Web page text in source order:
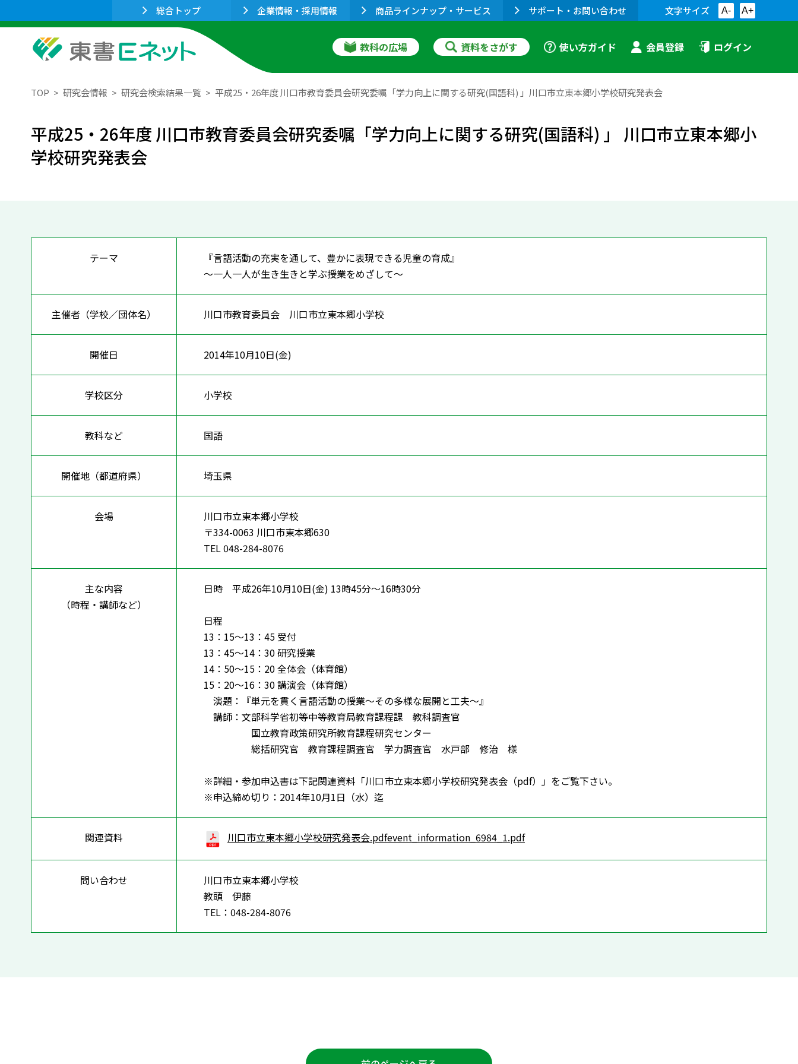
総合トップ 企業情報・採用情報 商品ラインナップ・サービス サポート・お問い合わせ 文字サイズ A- A+
教科の広場 資料をさがす 使い方ガイド 会員登録 ログイン
TOP 研究会情報 研究会検索結果一覧 平成25・26年度 川口市教育委員会研究委嘱「学力向上に関する研究(国語科) 」川口市立東本郷小学校研究発表会
平成25・26年度 川口市教育委員会研究委嘱「学力向上に関する研究(国語科) 」 川口市立東本郷小
学校研究発表会
テーマ
『言語活動の充実を通して、豊かに表現できる児童の育成』
～一人一人が生き生きと学ぶ授業をめざして～
主催者（学校／団体名） 川口市教育委員会 川口市立東本郷小学校
開催日 2014年10月10日(金)
学校区分 小学校
教科など 国語
開催地（都道府県） 埼玉県
会場
川口市立東本郷小学校
〒334-0063 川口市東本郷630
TEL 048-284-8076
主な内容
（時程・講師など）
日時 平成26年10月10日(金) 13時45分～16時30分
日程
13：15～13：45 受付
13：45～14：30 研究授業
14：50～15：20 全体会（体育館）
15：20～16：30 講演会（体育館）
演題：『単元を貫く言語活動の授業～その多様な展開と工夫～』
講師：文部科学省初等中等教育局教育課程課 教科調査官
国立教育政策研究所教育課程研究センター
総括研究官 教育課程調査官 学力調査官 水戸部 修治 様
※詳細・参加申込書は下記関連資料「川口市立東本郷小学校研究発表会（pdf）」をご覧下さい。
※申込締め切り：2014年10月1日（水）迄
関連資料 川口市立東本郷小学校研究発表会.pdfevent_information_6984_1.pdf
問い合わせ
川口市立東本郷小学校
教頭 伊藤
TEL：048-284-8076